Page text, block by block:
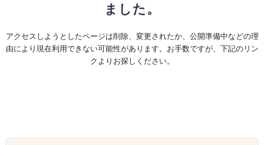
ました。
アクセスしようとしたページは削除、変更されたか、公開準備中などの理
由により現在利用できない可能性があります。お手数ですが、下記のリン
クよりお探しください。